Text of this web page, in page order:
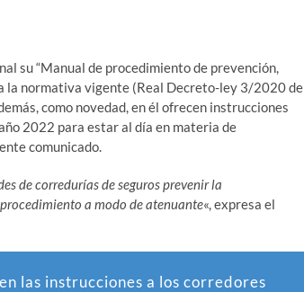
su “Manual de procedimiento de prevención,
la normativa vigente (Real Decreto-ley 3/2020 de
como novedad, en él ofrecen instrucciones
2022 para estar al día en materia de
comunicado.
de corredurías de seguros prevenir la
a modo de atenuante«, expresa el
las instrucciones a los corredores